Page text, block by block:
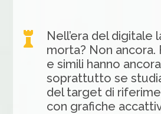

Nell’era del digitale
morta? Non ancora.
e simili hanno
soprattutto se
del target di
con grafiche